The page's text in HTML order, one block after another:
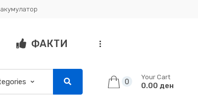
ФАКТИ ...
0
Your Cart
0.00 ден